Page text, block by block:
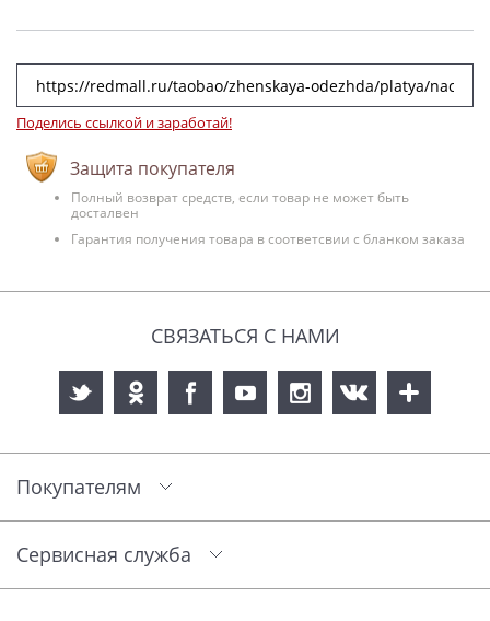
Поделись ссылкой и заработай!
Защита покупателя
Полный возврат средств, если товар не может быть
досталвен
Гарантия получения товара в соответсвии с бланком заказа
СВЯЗАТЬСЯ С НАМИ
Покупателям
Сервисная служба